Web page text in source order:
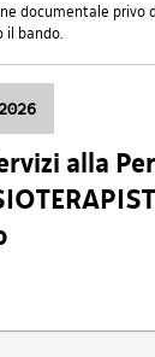
documentale privo
il bando.
alla